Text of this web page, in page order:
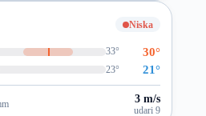
Niska
33° 30°
23° 21°
3 m/s
udari 9